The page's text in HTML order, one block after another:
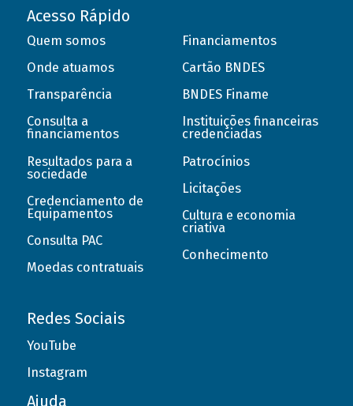
Acesso Rápido
Quem somos
Onde atuamos
Transparência
Consulta a
financiamentos
Resultados para a
sociedade
Credenciamento de
Equipamentos
Consulta PAC
Moedas contratuais
Financiamentos
Cartão BNDES
BNDES Finame
Instituições financeiras
credenciadas
Patrocínios
Licitações
Cultura e economia
criativa
Conhecimento
Redes Sociais
YouTube
Instagram
Ajuda